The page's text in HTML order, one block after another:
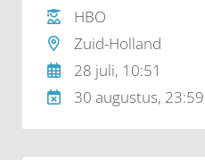
derden/klanten. Heb jij
succesvol marketeer?
HBO
Zuid-Holland
28 juli, 10:51
30 augustus, 23:59